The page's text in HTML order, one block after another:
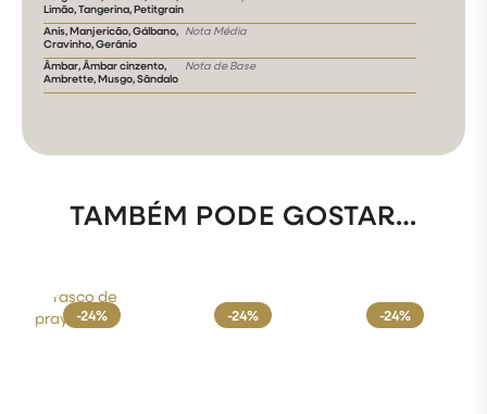
Limão, Tangerina, Petitgrain
Anis, Manjericão, Gálbano,
Cravinho, Gerânio
Nota Média
Âmbar, Âmbar cinzento,
Ambrette, Musgo, Sândalo
Nota de Base
TAMBÉM PODE GOSTAR…
-24% -24% -24%